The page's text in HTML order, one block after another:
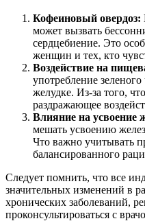
Кофеиновый овердоз:
может вызвать
сердцебиение. Это
женщин и тех, кто
Воздействие на
употребление
желудке. Из-за того,
раздражающее
Влияние на усвоение
мешать усвоению
Что важно учитывать
балансированного
Следует помнить, что все
значительных изменений в
хронических заболеваний,
проконсультироваться с